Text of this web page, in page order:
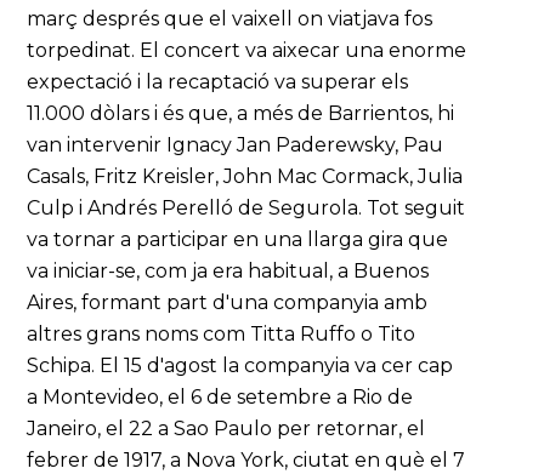
març després que el vaixell on viatjava fos
torpedinat. El concert va aixecar una enorme
expectació i la recaptació va superar els
11.000 dòlars i és que, a més de Barrientos, hi
van intervenir Ignacy Jan Paderewsky, Pau
Casals, Fritz Kreisler, John Mac Cormack, Julia
Culp i Andrés Perelló de Segurola. Tot seguit
va tornar a participar en una llarga gira que
va iniciar-se, com ja era habitual, a Buenos
Aires, formant part d'una companyia amb
altres grans noms com Titta Ruffo o Tito
Schipa. El 15 d'agost la companyia va cer cap
a Montevideo, el 6 de setembre a Rio de
Janeiro, el 22 a Sao Paulo per retornar, el
febrer de 1917, a Nova York, ciutat en què el 7